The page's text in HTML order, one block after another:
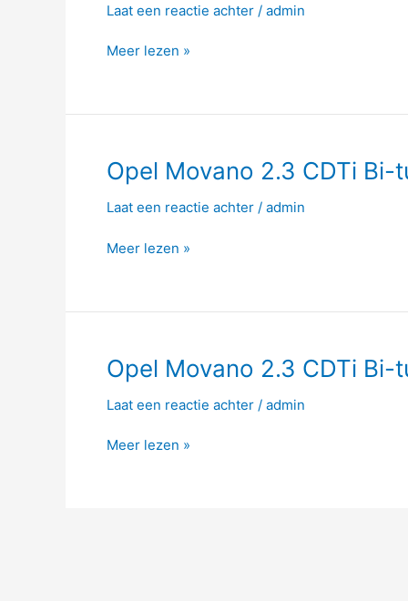
Laat een reactie achter / admin
2.3
125hp
Meer lezen »
Opel Movano 2.3 CDTi Bi-
Laat een reactie achter / admin
Opel
Movano
2.3
Bi-
Meer lezen »
Opel Movano 2.3 CDTi Bi-
Laat een reactie achter / admin
Opel
Movano
2.3
Bi-
Meer lezen »